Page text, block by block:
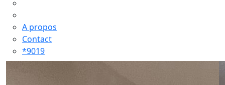
A propos
Contact
*9019